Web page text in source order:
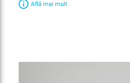
Află mai mult